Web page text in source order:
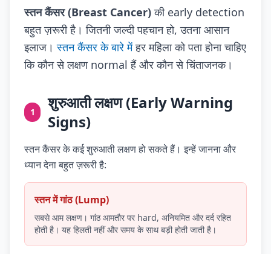
स्तन कैंसर (Breast Cancer)की early detection
बहुत ज़रूरी है। जितनी जल्दी पहचान हो, उतना आसान
इलाज।स्तन कैंसर के बारे मेंहर महिला को पता होना चाहिए
कि कौन से लक्षण normal हैं और कौन से चिंताजनक।
1
शुरुआती लक्षण (Early Warning
Signs)
स्तन कैंसर के कई शुरुआती लक्षण हो सकते हैं। इन्हें जानना और
ध्यान देना बहुत ज़रूरी है:
स्तन में गांठ (Lump)
सबसे आम लक्षण। गांठ आमतौर पर hard, अनियमित और दर्द रहित
होती है। यह हिलती नहीं और समय के साथ बड़ी होती जाती है।